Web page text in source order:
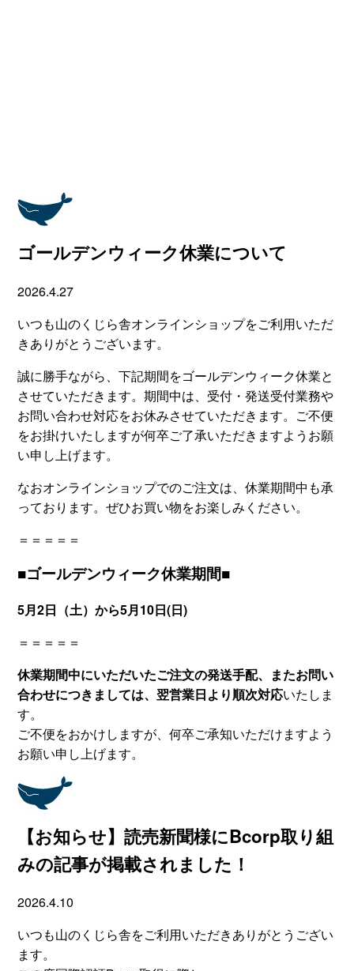
ゴールデンウィーク休業について
2026.4.27
いつも山のくじら舎オンラインショップをご利用いただ
きありがとうございます。
誠に勝手ながら、下記期間をゴールデンウィーク休業と
させていただきます。期間中は、受付・発送受付業務や
お問い合わせ対応をお休みさせていただきます。ご不便
をお掛けいたしますが何卒ご了承いただきますようお願
い申し上げます。
なおオンラインショップでのご注文は、休業期間中も承
っております。ぜひお買い物をお楽しみください。
＝＝＝＝＝
■ゴールデンウィーク休業期間■
5月2日（土）から5月10日(日)
＝＝＝＝＝
休業期間中にいただいたご注文の発送手配、またお問い
合わせにつきましては、翌営業日より順次対応いたしま
す。
ご不便をおかけしますが、何卒ご承知いただけますよう
お願い申し上げます。
【お知らせ】読売新聞様にBcorp取り組
みの記事が掲載されました！
2026.4.10
いつも山のくじら舎をご利用いただきありがとうござい
ます。